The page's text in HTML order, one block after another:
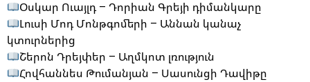
Օսկար Ուայլդ – Դորիան Գրեյի դիմանկարը
Լուսի Մոդ Մոնթգոմերի – Աննան կանաչ
կտուրներից
Շերոն Դրեյփեր – Աղմկոտ լռություն
Հովհաննես Թումանյան – Սասունցի Դավիթը